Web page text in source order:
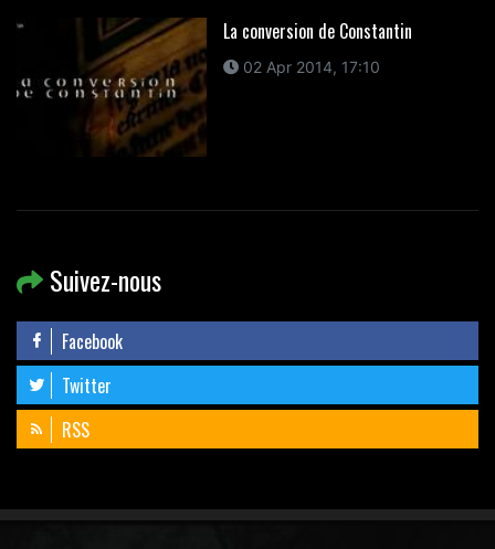
La conversion de Constantin
02 Apr 2014, 17:10
Suivez-nous
Facebook
Twitter
RSS